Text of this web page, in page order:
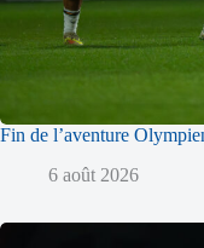
Fin de l’aventure
6 août 2026